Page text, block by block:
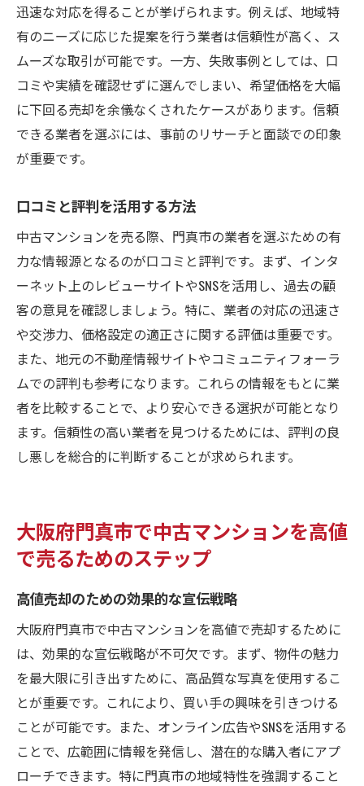
迅速な対応を得ることが挙げられます。例えば、地域特
有のニーズに応じた提案を行う業者は信頼性が高く、ス
ムーズな取引が可能です。一方、失敗事例としては、口
コミや実績を確認せずに選んでしまい、希望価格を大幅
に下回る売却を余儀なくされたケースがあります。信頼
できる業者を選ぶには、事前のリサーチと面談での印象
が重要です。
口コミと評判を活用する方法
中古マンションを売る際、門真市の業者を選ぶための有
力な情報源となるのが口コミと評判です。まず、インタ
ーネット上のレビューサイトやSNSを活用し、過去の顧
客の意見を確認しましょう。特に、業者の対応の迅速さ
や交渉力、価格設定の適正さに関する評価は重要です。
また、地元の不動産情報サイトやコミュニティフォーラ
ムでの評判も参考になります。これらの情報をもとに業
者を比較することで、より安心できる選択が可能となり
ます。信頼性の高い業者を見つけるためには、評判の良
し悪しを総合的に判断することが求められます。
大阪府門真市で中古マンションを高値
で売るためのステップ
高値売却のための効果的な宣伝戦略
大阪府門真市で中古マンションを高値で売却するために
は、効果的な宣伝戦略が不可欠です。まず、物件の魅力
を最大限に引き出すために、高品質な写真を使用するこ
とが重要です。これにより、買い手の興味を引きつける
ことが可能です。また、オンライン広告やSNSを活用する
ことで、広範囲に情報を発信し、潜在的な購入者にアプ
ローチできます。特に門真市の地域特性を強調すること